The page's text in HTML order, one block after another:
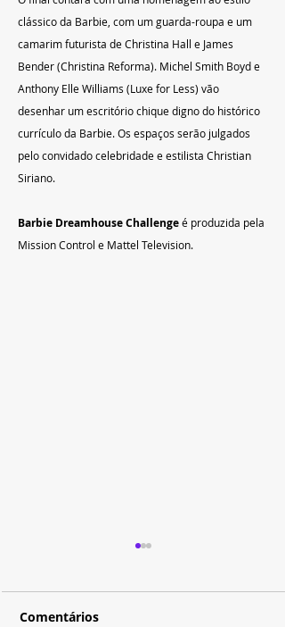
clássico da Barbie, com um guarda-roupa e um
camarim futurista de Christina Hall e James
Bender (Christina Reforma). Michel Smith Boyd e
Anthony Elle Williams (Luxe for Less) vão
desenhar um escritório chique digno do histórico
currículo da Barbie. Os espaços serão julgados
pelo convidado celebridade e estilista Christian
Siriano.
Barbie Dreamhouse Challenge é produzida pela
Mission Control e Mattel Television.
Comentários